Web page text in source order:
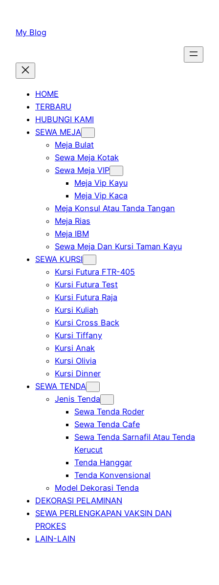
konten
My Blog
HOME
TERBARU
HUBUNGI KAMI
SEWA MEJA
Meja Bulat
Sewa Meja Kotak
Sewa Meja VIP
Meja Vip Kayu
Meja Vip Kaca
Meja Konsul Atau Tanda Tangan
Meja Rias
Meja IBM
Sewa Meja Dan Kursi Taman Kayu
SEWA KURSI
Kursi Futura FTR-405
Kursi Futura Test
Kursi Futura Raja
Kursi Kuliah
Kursi Cross Back
Kursi Tiffany
Kursi Anak
Kursi Olivia
Kursi Dinner
SEWA TENDA
Jenis Tenda
Sewa Tenda Roder
Sewa Tenda Cafe
Sewa Tenda Sarnafil Atau Tenda
Kerucut
Tenda Hanggar
Tenda Konvensional
Model Dekorasi Tenda
DEKORASI PELAMINAN
SEWA PERLENGKAPAN VAKSIN DAN
PROKES
LAIN-LAIN